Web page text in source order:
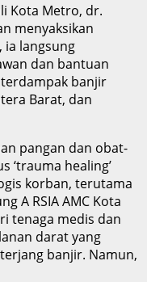
Kota Metro, dr.
menyaksikan
ia langsung
dan bantuan
banjir
Barat, dan
pangan dan obat-
‘trauma healing’
korban, terutama
A RSIA AMC Kota
tenaga medis dan
darat yang
banjir. Namun,